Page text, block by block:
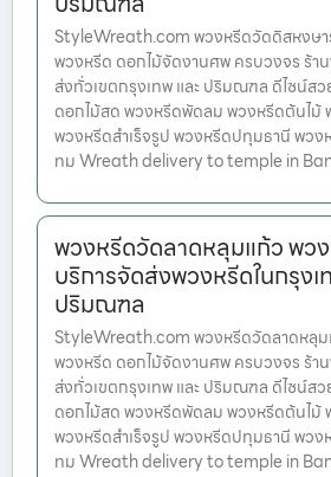
StyleWreath.com พวงหรีดวัดดิสหงษา
พวงหรีด ดอกไม้จัดงานศพ ครบวงจร ร้า
ส่งทั่วเขตกรุงเทพ และ ปริมณฑล ดีไซน์ส
ดอกไม้สด พวงหรีดพัดลม พวงหรีดต้นไม้
พวงหรีดสำเร็จรูป พวงหรีดปทุมธานี พว
ทม Wreath delivery to temple in
พวงหรีดวัดลาดหลุมแก้ว พว
บริการจัดส่งพวงหรีดในกรุงเ
ปริมณฑล
StyleWreath.com พวงหรีดวัดลาดหลุม
พวงหรีด ดอกไม้จัดงานศพ ครบวงจร ร้า
ส่งทั่วเขตกรุงเทพ และ ปริมณฑล ดีไซน์ส
ดอกไม้สด พวงหรีดพัดลม พวงหรีดต้นไม้
พวงหรีดสำเร็จรูป พวงหรีดปทุมธานี พว
ทม Wreath delivery to temple in